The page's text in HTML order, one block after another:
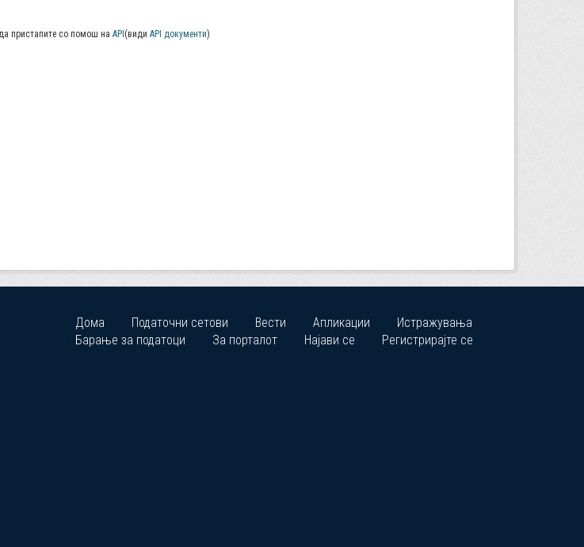
пристапите со помош на API (види API документи)
Дома Податочни сетови Вести Апликации
Истражувања
Барање за податоци
За порталот Најави се Регистрирајте се